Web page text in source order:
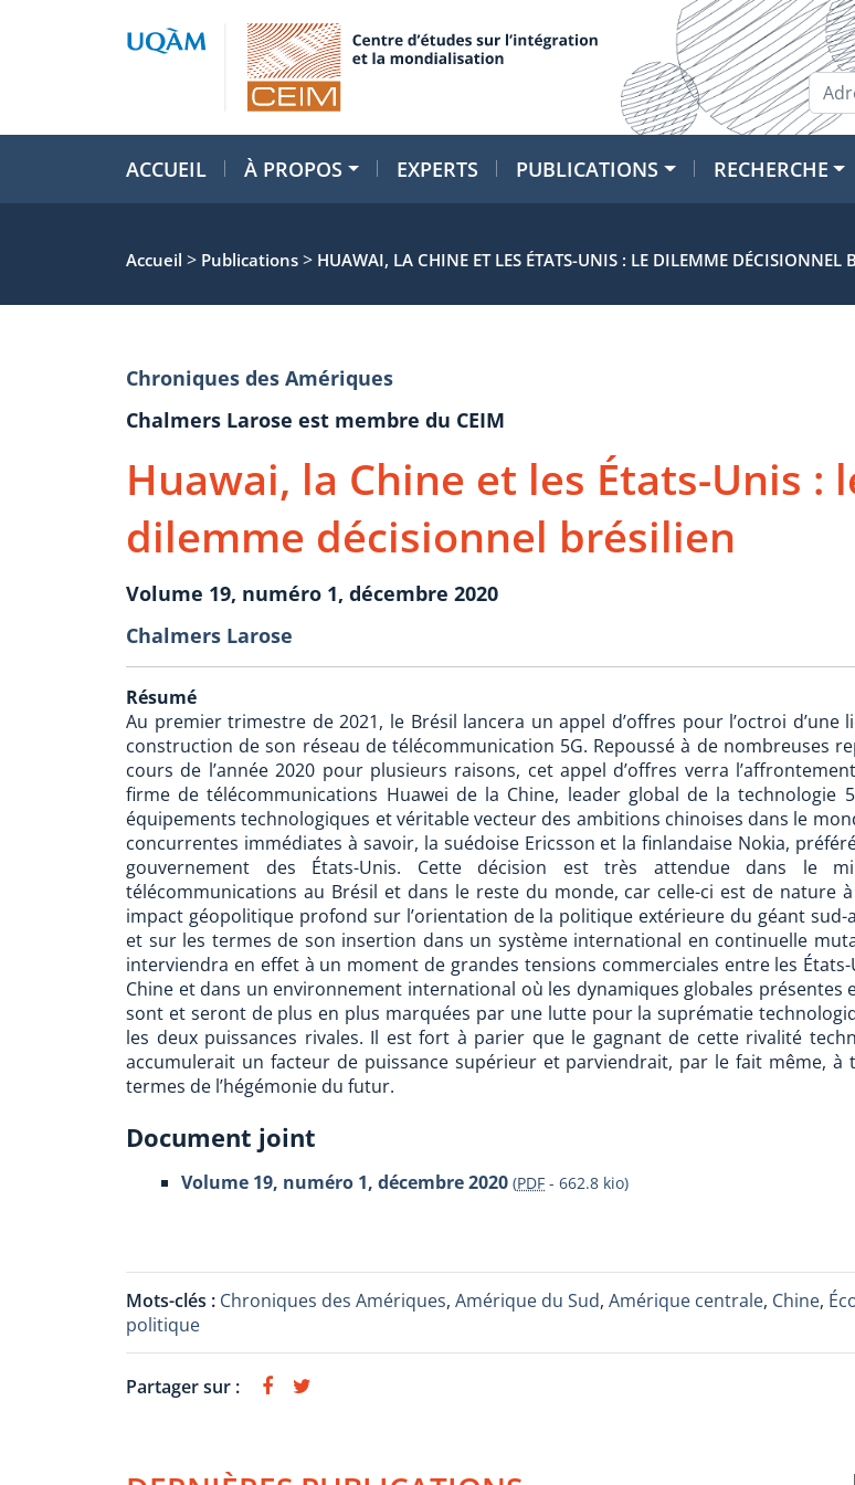
ACCUEIL À PROPOS EXPERTS PUBLICATIONS RECHERCHE
Accueil > Publications > HUAWAI, LA CHINE ET LES ÉTATS-UNIS : LE DILEMME DÉCISIONNEL
Chroniques des Amériques
Chalmers Larose est membre du CEIM
Huawai, la Chine et les États-Unis :
dilemme décisionnel brésilien
Volume 19, numéro 1, décembre 2020
Chalmers Larose
Résumé
Au premier trimestre de 2021, le Brésil lancera un appel d’offres pour l’octroi d’une
construction de son réseau de télécommunication 5G. Repoussé à de nombreuses
cours de l’année 2020 pour plusieurs raisons, cet appel d’offres verra
firme de télécommunications Huawei de la Chine, leader global de la technologie
équipements technologiques et véritable vecteur des ambitions chinoises dans le
concurrentes immédiates à savoir, la suédoise Ericsson et la finlandaise Nokia,
gouvernement des États-Unis. Cette décision est très attendue dans le
télécommunications au Brésil et dans le reste du monde, car celle-ci est de nature
impact géopolitique profond sur l’orientation de la politique extérieure du géant sud-
et sur les termes de son insertion dans un système international en continuelle
interviendra en effet à un moment de grandes tensions commerciales entre les États-
Chine et dans un environnement international où les dynamiques globales présentes
sont et seront de plus en plus marquées par une lutte pour la suprématie
les deux puissances rivales. Il est fort à parier que le gagnant de cette rivalité
accumulerait un facteur de puissance supérieur et parviendrait, par le fait même, à
termes de l’hégémonie du futur.
Document joint
Volume 19, numéro 1, décembre 2020 (PDF - 662.8 kio)
Mots-clés : Chroniques des Amériques, Amérique du Sud, Amérique centrale, Chine,
politique
Partager sur :